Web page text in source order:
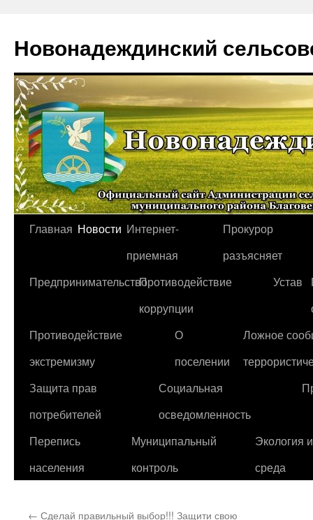
Новонадеждинский
Перейти
содержимому
Главная Новости Интернет-
приемная
Прокурор
разъясняет
ПредпринимательствоПротиводействие
коррупции
Устав
Противодействие
экстремизму
О
поселении
Ложное
Защита прав
потребителей
Социальная
осведомленность
Перепись
населения
Муниципальный
контроль
Экология
среда
← Сделай правильный выбор!!! Защити свою